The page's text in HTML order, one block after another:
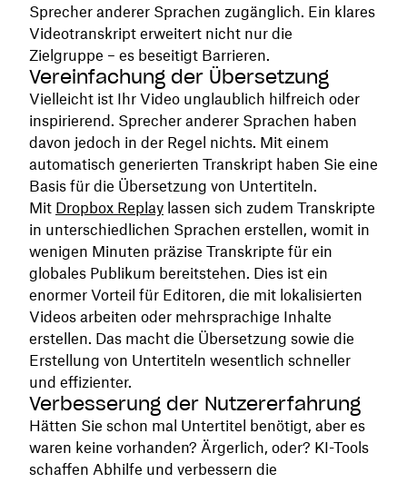
Sprecher anderer Sprachen zugänglich. Ein klares
Videotranskript erweitert nicht nur die
Zielgruppe – es beseitigt Barrieren.
Vereinfachung der Übersetzung
Vielleicht ist Ihr Video unglaublich hilfreich oder
inspirierend. Sprecher anderer Sprachen haben
davon jedoch in der Regel nichts. Mit einem
automatisch generierten Transkript haben Sie eine
Basis für die Übersetzung von Untertiteln.
Mit Dropbox Replay lassen sich zudem Transkripte
in unterschiedlichen Sprachen erstellen, womit in
wenigen Minuten präzise Transkripte für ein
globales Publikum bereitstehen. Dies ist ein
enormer Vorteil für Editoren, die mit lokalisierten
Videos arbeiten oder mehrsprachige Inhalte
erstellen. Das macht die Übersetzung sowie die
Erstellung von Untertiteln wesentlich schneller
und effizienter.
Verbesserung der Nutzererfahrung
Hätten Sie schon mal Untertitel benötigt, aber es
waren keine vorhanden? Ärgerlich, oder? KI-Tools
schaffen Abhilfe und verbessern die